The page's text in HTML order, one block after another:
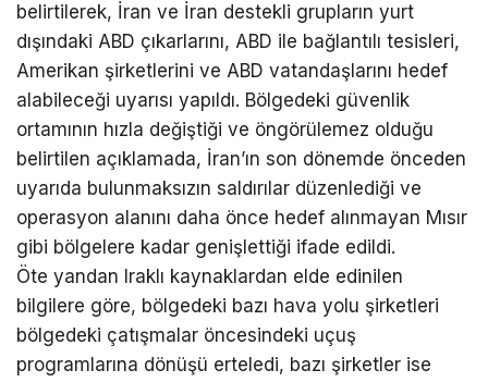
belirtilerek, İran ve İran destekli grupların yurt
dışındaki ABD çıkarlarını, ABD ile bağlantılı tesisleri,
Amerikan şirketlerini ve ABD vatandaşlarını hedef
alabileceği uyarısı yapıldı. Bölgedeki güvenlik
ortamının hızla değiştiği ve öngörülemez olduğu
belirtilen açıklamada, İran’ın son dönemde önceden
uyarıda bulunmaksızın saldırılar düzenlediği ve
operasyon alanını daha önce hedef alınmayan Mısır
gibi bölgelere kadar genişlettiği ifade edildi.
Öte yandan Iraklı kaynaklardan elde edinilen
bilgilere göre, bölgedeki bazı hava yolu şirketleri
bölgedeki çatışmalar öncesindeki uçuş
programlarına dönüşü erteledi, bazı şirketler ise